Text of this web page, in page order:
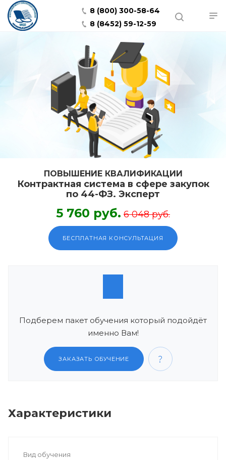
8 (800) 300-58-64
8 (8452) 59-12-59
ПОВЫШЕНИЕ КВАЛИФИКАЦИИ
Контрактная система в сфере закупок
по 44-ФЗ. Эксперт
5 760 руб. 6 048 руб.
БЕСПЛАТНАЯ КОНСУЛЬТАЦИЯ
Подберем пакет обучения который подойдёт
именно Вам!
ЗАКАЗАТЬ ОБУЧЕНИЕ
Характеристики
Вид обучения